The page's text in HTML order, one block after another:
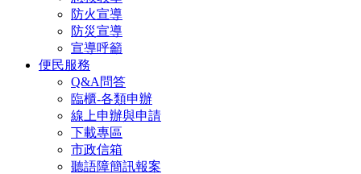
防火宣導
防災宣導
宣導呼籲
便民服務
Q&A問答
臨櫃-各類申辦
線上申辦與申請
下載專區
市政信箱
聽語障簡訊報案